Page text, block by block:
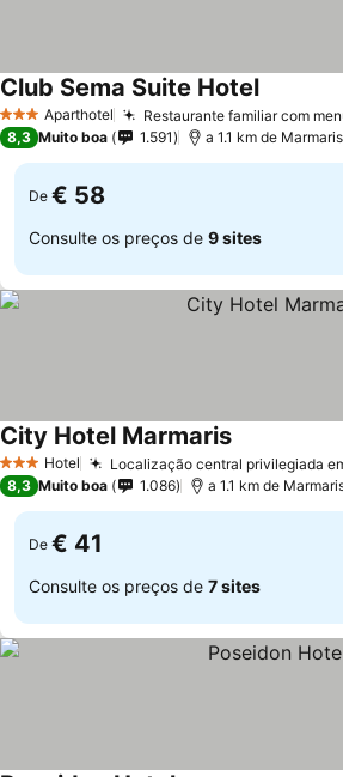
3 EstrelasAparthotel Restaurante familiar com
Club Sema Suite Hotel
8,3 Muito boa 1.591 a 1.1 km de
De € 58
Consulte os preços de 9 sites
3 EstrelasHotel Localização central privilegiada
City Hotel Marmaris
8,3 Muito boa 1.086 a 1.1 km de
De € 41
Consulte os preços de 7 sites